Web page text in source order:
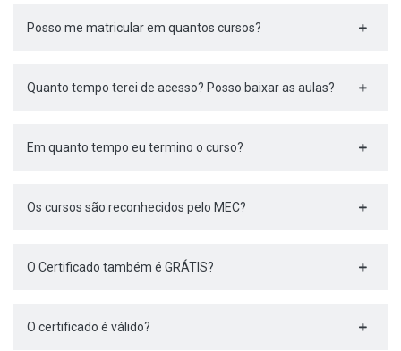
Posso me matricular em quantos cursos?
Quanto tempo terei de acesso? Posso baixar as aulas?
Em quanto tempo eu termino o curso?
Os cursos são reconhecidos pelo MEC?
O Certificado também é GRÁTIS?
O certificado é válido?